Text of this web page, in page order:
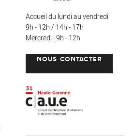
Accueil du lundi au vendredi
9h - 12h / 14h - 17h
Mercredi : 9h - 12h
NOUS CONTACTER